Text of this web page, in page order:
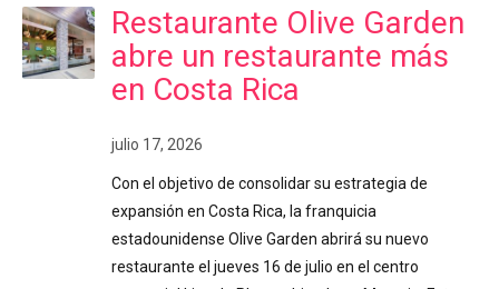
Restaurante Olive Garden
abre un restaurante más
en Costa Rica
julio 17, 2026
Con el objetivo de consolidar su estrategia de
expansión en Costa Rica, la franquicia
estadounidense Olive Garden abrirá su nuevo
restaurante el jueves 16 de julio en el centro